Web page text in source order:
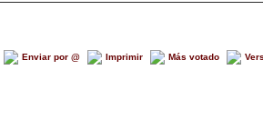
Enviar por @ Imprimir Más votado